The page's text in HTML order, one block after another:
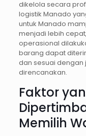
dikelola secara
logistik Manado
untuk Manado
menjadi lebih
operasional
barang dapat
dan sesuai
direncanakan.
Faktor
Memilih